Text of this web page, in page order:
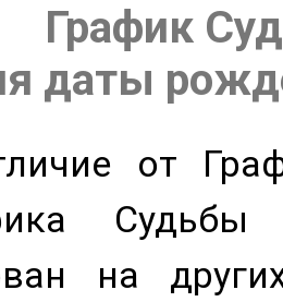
График
даты
от
на